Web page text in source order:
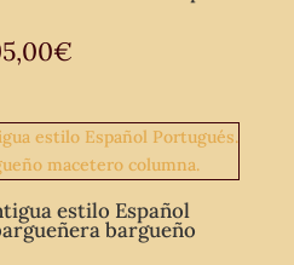
€
estilo Español
bargueño